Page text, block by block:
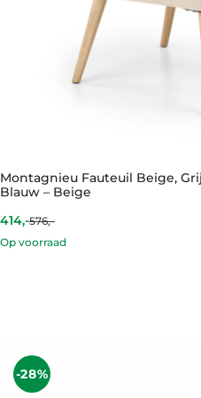
Montagnieu Fauteuil Beige,
Blauw – Beige
414,-
Current
price
is:
576,-
Original
price
was:
Op voorraad
-28%